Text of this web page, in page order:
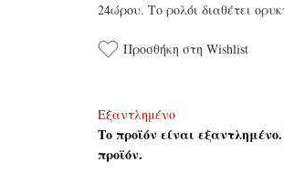
24ώρου. Το ρολόι διαθέτει
Προσθήκη στη Wishlist
Εξαντλημένο
Το προϊόν είναι
προϊόν.